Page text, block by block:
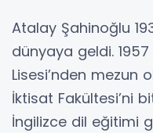
Atalay Şahinoğlu
dünyaya geldi. 1957
Lisesi’nden mezun
İktisat Fakültesi’ni
İngilizce dil eğitimi